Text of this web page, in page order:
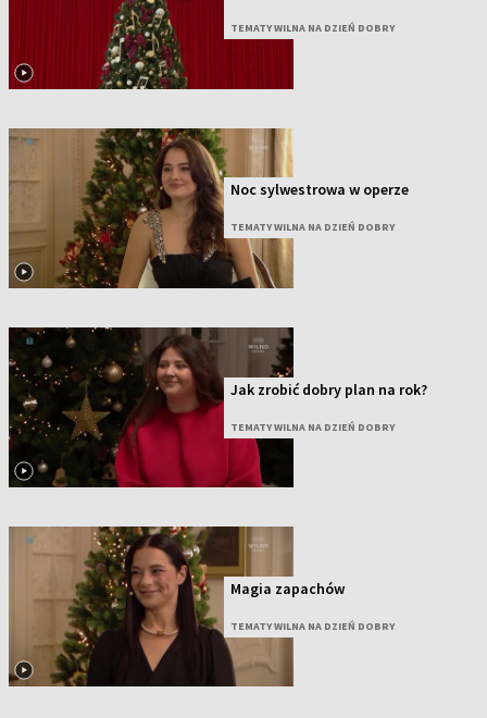
TEMATY WILNA NA DZIEŃ DOBRY
Noc sylwestrowa w operze
TEMATY WILNA NA DZIEŃ DOBRY
Jak zrobić dobry plan na rok?
TEMATY WILNA NA DZIEŃ DOBRY
Magia zapachów
TEMATY WILNA NA DZIEŃ DOBRY